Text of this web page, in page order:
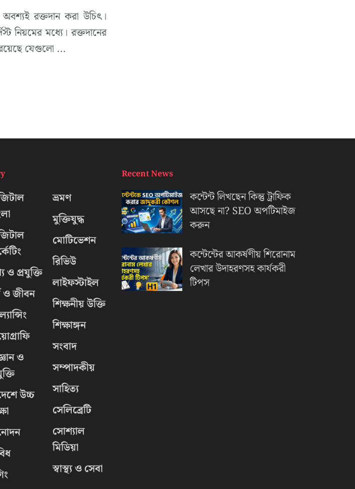
অবশ্যই রক্তদান করা উচিৎ।
নিয়মের মধ্যে। রক্তদানের
যেগুলো ...
ও প্রযুক্তি
ও জীবন
ও
উচ্চ
ভ্রমণ
মুক্তিযুদ্ধ
মোটিভেশন
রিভিউ
লাইফস্টাইল
শিক্ষনীয় উক্তি
শিক্ষাঙ্গন
সংবাদ
সম্পাদকীয়
সাহিত্য
সেলিব্রেটি
সোশ্যাল
মিডিয়া
স্বাস্থ্য ও সেবা
Recent News
কন্টেন্ট লিখছেন কিন্তু ট্রাফিক
আসছে না? ‍SEO অপটিমাইজ
করুন
কন্টেন্টের আকর্ষণীয় শিরোনাম
লেখার উদাহরণসহ কার্যকরী
টিপস